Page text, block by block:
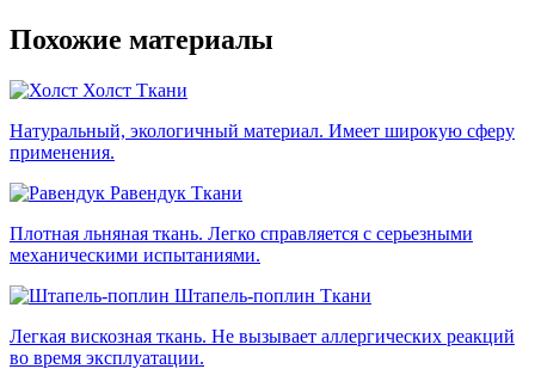
Похожие материалы
Холст Ткани
Натуральный, экологичный материал. Имеет широкую сферу
применения.
Равендук Ткани
Плотная льняная ткань. Легко справляется с серьезными
механическими испытаниями.
Штапель-поплин Ткани
Легкая вискозная ткань. Не вызывает аллергических реакций
во время эксплуатации.